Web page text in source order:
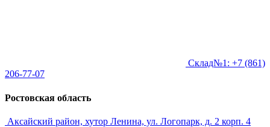
Склад№1: +7 (861)
206-77-07
Ростовская область
Аксайский район, хутор Ленина, ул. Логопарк, д. 2 корп. 4